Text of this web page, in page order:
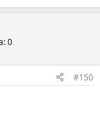
0
#150